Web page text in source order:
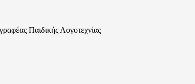
Παιδικής Λογοτεχνίας